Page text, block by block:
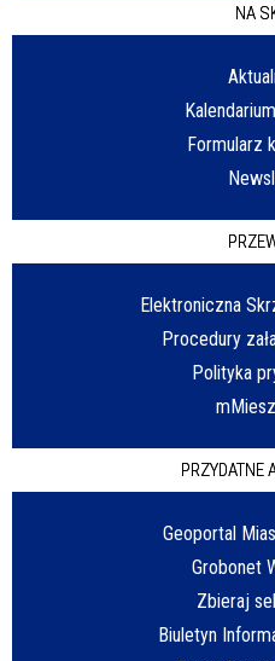
NA
Formularz
Elektroniczna
Procedury
Polityka
PRZYDATNE
Geoportal
Grobonet
Zbieraj
Biuletyn